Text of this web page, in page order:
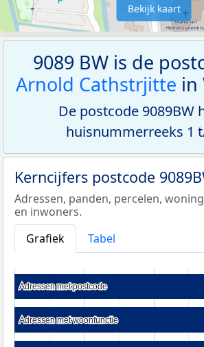
Bekijk kaart
9089 BW is de
Arnold Cathstrjitte in
De postcode 9089BW
huisnummerreeks 1
Kerncijfers postcode
Adressen, panden, percelen,
en inwoners.
Grafiek
Tabel
Adressen met postcode
Adressen met postcode
Adressen met woonfunctie
Adressen met woonfunctie